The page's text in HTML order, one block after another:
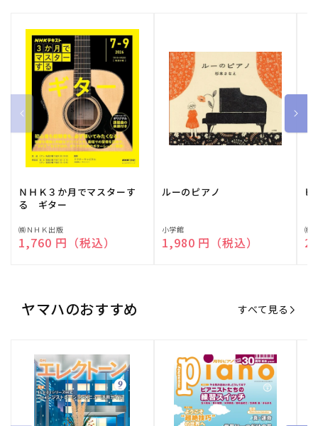
ＮＨＫ３か月でマスターす
る ギター
販
売
㈱ＮＨＫ出版
通常価格
1,760 円（税込）
ルーのピアノ
販
売
小学館
通常価格
1,980 円（税込）
ピ
販
売
㈱
ヤマハのおすすめ すべて見る